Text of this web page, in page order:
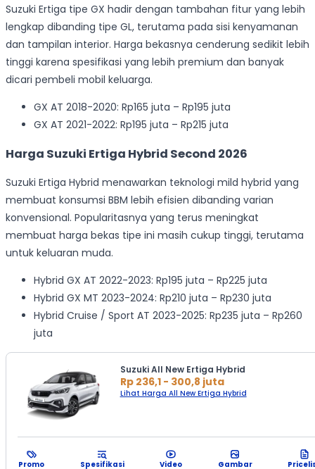
Suzuki Ertiga tipe GX hadir dengan tambahan fitur yang lebih
lengkap dibanding tipe GL, terutama pada sisi kenyamanan
dan tampilan interior. Harga bekasnya cenderung sedikit lebih
tinggi karena spesifikasi yang lebih premium dan banyak
dicari pembeli mobil keluarga.
GX AT 2018-2020: Rp165 juta – Rp195 juta
GX AT 2021-2022: Rp195 juta – Rp215 juta
Harga Suzuki Ertiga Hybrid Second 2026
Suzuki Ertiga Hybrid menawarkan teknologi mild hybrid yang
membuat konsumsi BBM lebih efisien dibanding varian
konvensional. Popularitasnya yang terus meningkat
membuat harga bekas tipe ini masih cukup tinggi, terutama
untuk keluaran muda.
Hybrid GX AT 2022-2023: Rp195 juta – Rp225 juta
Hybrid GX MT 2023-2024: Rp210 juta – Rp230 juta
Hybrid Cruise / Sport AT 2023-2025: Rp235 juta – Rp260
juta
Suzuki All New Ertiga Hybrid
Rp 236,1 - 300,8 juta
Lihat Harga All New Ertiga Hybrid
Promo Spesifikasi Video Gambar